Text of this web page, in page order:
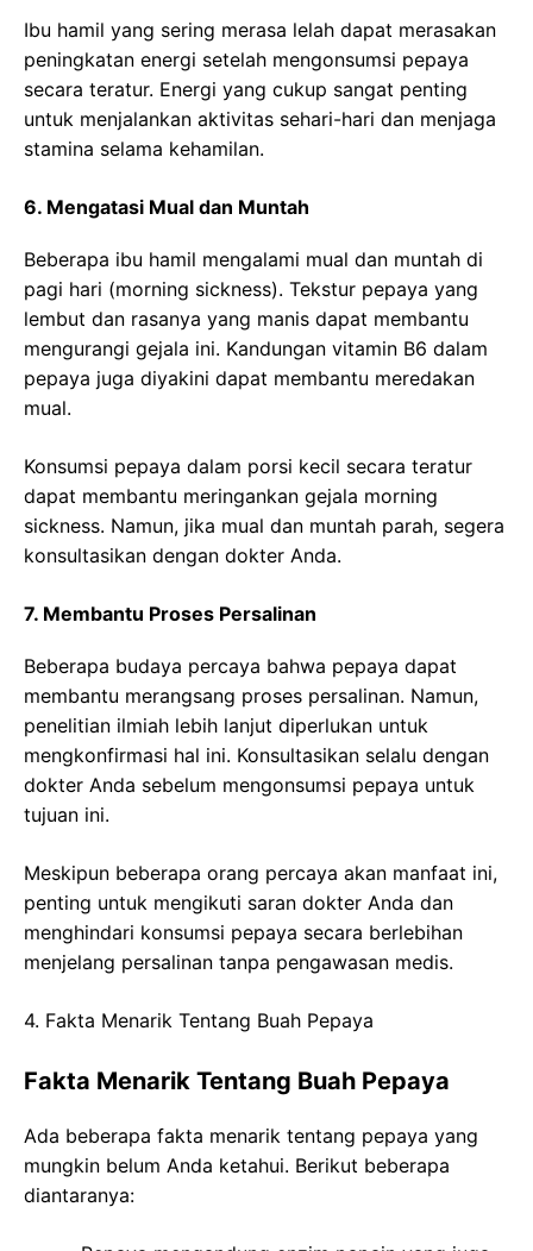
Ibu hamil yang sering merasa lelah dapat merasakan
peningkatan energi setelah mengonsumsi pepaya
secara teratur. Energi yang cukup sangat penting
untuk menjalankan aktivitas sehari-hari dan menjaga
stamina selama kehamilan.
6. Mengatasi Mual dan Muntah
Beberapa ibu hamil mengalami mual dan muntah di
pagi hari (morning sickness). Tekstur pepaya yang
lembut dan rasanya yang manis dapat membantu
mengurangi gejala ini. Kandungan vitamin B6 dalam
pepaya juga diyakini dapat membantu meredakan
mual.
Konsumsi pepaya dalam porsi kecil secara teratur
dapat membantu meringankan gejala morning
sickness. Namun, jika mual dan muntah parah, segera
konsultasikan dengan dokter Anda.
7. Membantu Proses Persalinan
Beberapa budaya percaya bahwa pepaya dapat
membantu merangsang proses persalinan. Namun,
penelitian ilmiah lebih lanjut diperlukan untuk
mengkonfirmasi hal ini. Konsultasikan selalu dengan
dokter Anda sebelum mengonsumsi pepaya untuk
tujuan ini.
Meskipun beberapa orang percaya akan manfaat ini,
penting untuk mengikuti saran dokter Anda dan
menghindari konsumsi pepaya secara berlebihan
menjelang persalinan tanpa pengawasan medis.
4. Fakta Menarik Tentang Buah Pepaya
Fakta Menarik Tentang Buah Pepaya
Ada beberapa fakta menarik tentang pepaya yang
mungkin belum Anda ketahui. Berikut beberapa
diantaranya: